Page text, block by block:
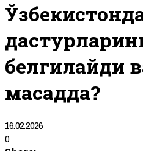
белгилайди
мақсадда?
16.02.2026
0